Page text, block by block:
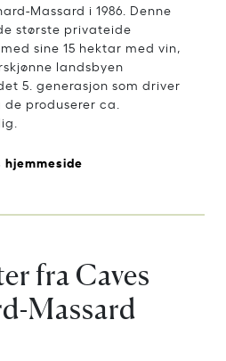
Massard i 1986. Denne
største privateide
sine 15 hektar med vin,
landsbyen
5. generasjon som driver
produserer ca.
fra Caves
Massard